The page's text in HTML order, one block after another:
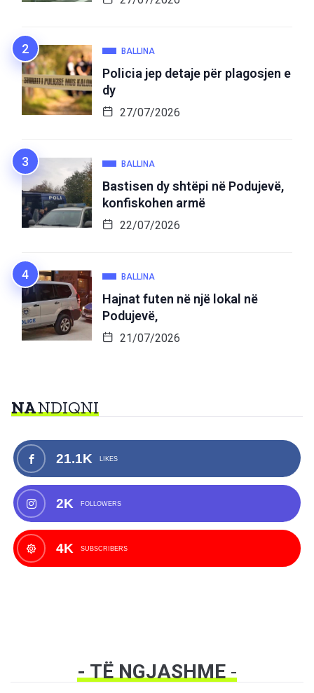
BALLINA
Policia jep detaje për plagosjen e
dy
27/07/2026
BALLINA
Bastisen dy shtëpi në Podujevë,
konfiskohen armë
22/07/2026
BALLINA
Hajnat futen në një lokal në
Podujevë,
21/07/2026
NANDIQNI
21.1K LIKES
2K FOLLOWERS
4K SUBSCRIBERS
- TË NGJASHME-